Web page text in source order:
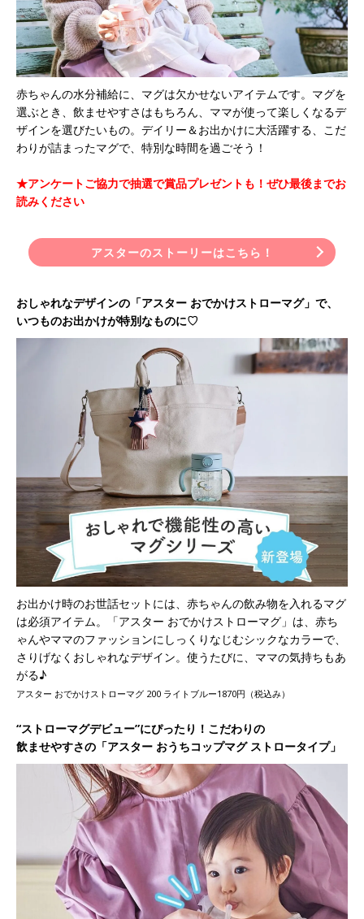
赤ちゃんの水分補給に、マグは欠かせないアイテムです。マグを
選ぶとき、飲ませやすさはもちろん、ママが使って楽しくなるデ
ザインを選びたいもの。デイリー＆お出かけに大活躍する、こだ
わりが詰まったマグで、特別な時間を過ごそう！
★アンケートご協力で抽選で賞品プレゼントも！ぜひ最後までお
読みください
アスターのストーリーはこちら！
おしゃれなデザインの「アスター おでかけストローマグ」で、
いつものお出かけが特別なものに♡
お出かけ時のお世話セットには、赤ちゃんの飲み物を入れるマグ
は必須アイテム。「アスター おでかけストローマグ」は、赤ち
ゃんやママのファッションにしっくりなじむシックなカラーで、
さりげなくおしゃれなデザイン。使うたびに、ママの気持ちもあ
がる♪
アスター おでかけストローマグ 200 ライトブルー1870円（税込み）
“ストローマグデビュー”にぴったり！こだわりの
飲ませやすさの「アスター おうちコップマグ ストロータイプ」